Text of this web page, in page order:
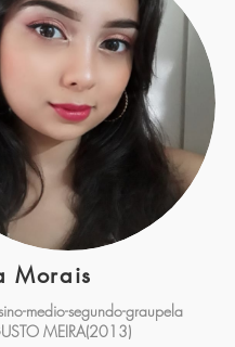
Morais
medio-segundo-graupela
MEIRA(2013)